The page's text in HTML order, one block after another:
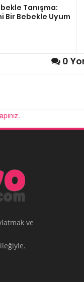
Tanışma:
Bir Bebekle Uyum
0
ve